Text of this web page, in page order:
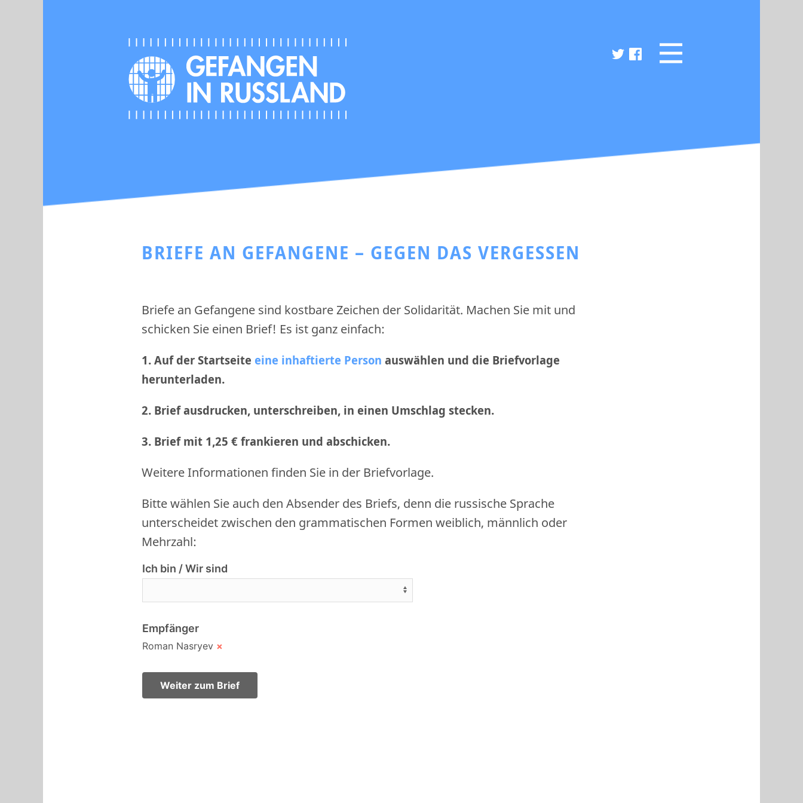
BRIEFE AN GEFANGENE – GEGEN DAS VERGESSEN
Briefe an Gefangene sind kostbare Zeichen der Solidarität. Machen Sie mit und
schicken Sie einen Brief! Es ist ganz einfach:
1. Auf der Startseite eine inhaftierte Person auswählen und die Briefvorlage
herunterladen.
2. Brief ausdrucken, unterschreiben, in einen Umschlag stecken.
3. Brief mit 1,25 € frankieren und abschicken.
Weitere Informationen finden Sie in der Briefvorlage.
Bitte wählen Sie auch den Absender des Briefs, denn die russische Sprache
unterscheidet zwischen den grammatischen Formen weiblich, männlich oder
Mehrzahl:
Ich bin / Wir sind
Empfänger
Roman Nasryev ×
Weiter zum Brief